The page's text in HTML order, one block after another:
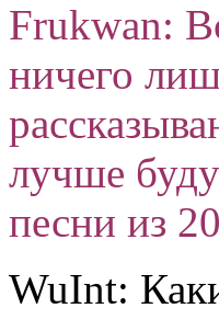
Frukwan:
ничего
лучше
песни из
WuInt: